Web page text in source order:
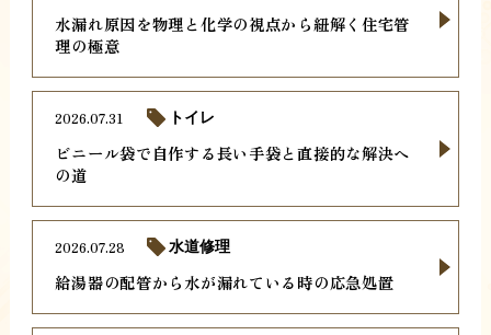
水漏れ原因を物理と化学の視点から紐解く住宅管
理の極意
ビニール袋で自作する長い手袋と直接的な解決へ
の道
2026.07.31 トイレ
給湯器の配管から水が漏れている時の応急処置
2026.07.28 水道修理